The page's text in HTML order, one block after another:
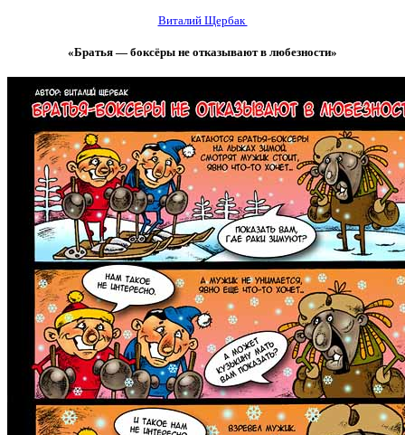
Виталий Щербак
«Братья — боксёры не отказывают в любезности»